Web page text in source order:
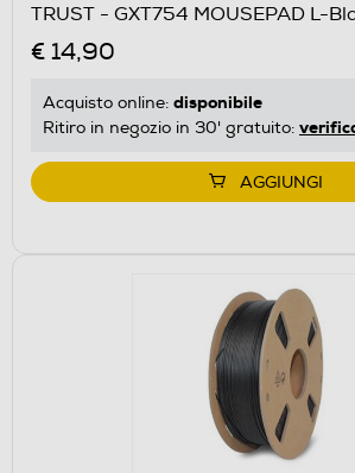
TRUST - GXT754 MOUSEPAD L-
€ 14,90
Acquisto online: disponibile
Ritiro in negozio in 30' gratuito:
AGGIUNGI